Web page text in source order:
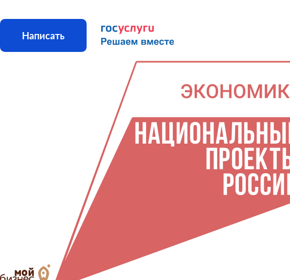
Написать